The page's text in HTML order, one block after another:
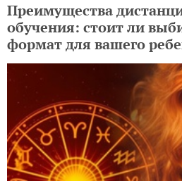
Преимущества
обучения: стоит ли
формат для вашего